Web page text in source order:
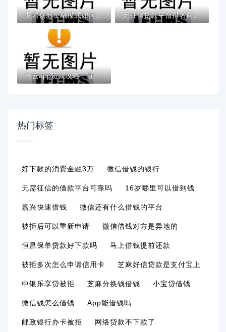
龙岩创新金融模式如何助力贷款？揭秘灵活借... 无征信贷款平台排名前十推荐：正规低息快速...
米云app贷款攻略：避坑指南+低息方案，手把...
热门标签
好下款的消费金融3万 微信借钱的银行
无需征信的借款平台可靠吗 16岁哪里可以借到钱
嘉兴快速借钱 微信还有什么借钱的平台
被拒后可以重新申请 微信借钱对方是异地的
恒昌保单贷款好下款吗 马上借钱提前还款
被拒多次怎么申请信用卡 芝麻好信贷款是支付宝上
中银乐享贷被拒 芝麻分换钱借钱 小宝贷借钱
微信钱怎么借钱 App能借钱吗
邮政银行办卡被拒 网络贷款不下款了